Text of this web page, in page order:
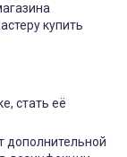
купить
стать её
дополнительной